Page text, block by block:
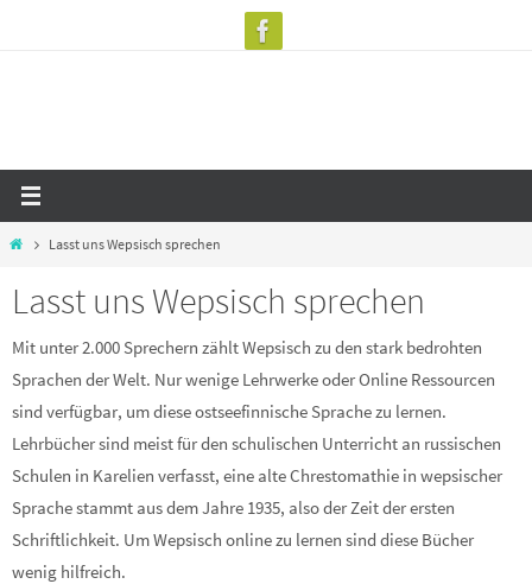
StartLasst uns Wepsisch sprechen
Lasst uns Wepsisch sprechen
Mit unter 2.000 Sprechern zählt Wepsisch zu den stark bedrohten
Sprachen der Welt. Nur wenige Lehrwerke oder Online Ressourcen
sind verfügbar, um diese ostseefinnische Sprache zu lernen.
Lehrbücher sind meist für den schulischen Unterricht an russischen
Schulen in Karelien verfasst, eine alte Chrestomathie in wepsischer
Sprache stammt aus dem Jahre 1935, also der Zeit der ersten
Schriftlichkeit. Um Wepsisch online zu lernen sind diese Bücher
wenig hilfreich.